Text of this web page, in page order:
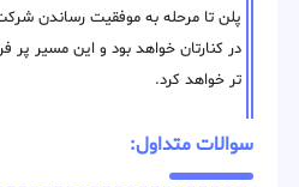
پلن تا مرحله به موفقیت رساندن
در کنارتان خواهد بود و این مسیر پر
تر خواهد کرد.
سوالات متداول: